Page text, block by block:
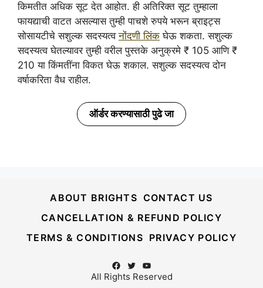
किमतीत अधिक सूट देत आहोत. ही अतिरिक्त सूट तुम्हाला
फायद्याची वाटत असल्यास तुम्ही पाचशे रुपये भरून ब्राइट्स
सोसायटीचे सशुल्क सदस्यत्वनोंदणी लिंक घेऊ शकता. सशुल्क
सदस्यत्व घेतल्यावर तुम्ही वरील पुस्तके अनुक्रमे ₹ 105 आणि ₹
210 या किंमतींना विकत घेऊ शकाल. सशुल्क सदस्यत्व दोन
वर्षाकरिता वैध राहील.
ऑर्डर करण्यासाठी पुढे जा
ABOUT BRIGHTS CONTACT US
CANCELLATION & REFUND POLICY
TERMS & CONDITIONS PRIVACY POLICY
Facebook
TwitterYouTube
All Rights Reserved